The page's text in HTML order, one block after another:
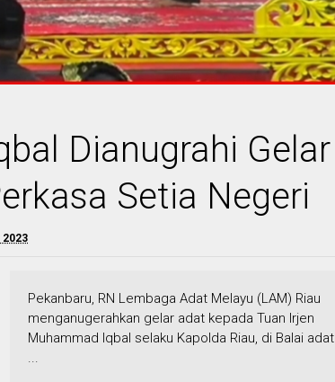
Dianugrahi Gelar
Setia Negeri
2023
Pekanbaru, RN Lembaga Adat Melayu (LAM) Riau
menganugerahkan gelar adat kepada Tuan Irjen
Muhammad Iqbal selaku Kapolda Riau, di Balai adat
...